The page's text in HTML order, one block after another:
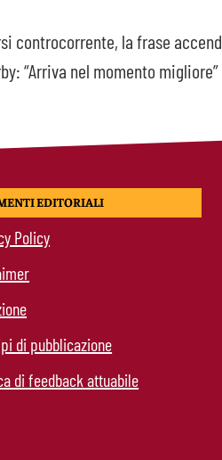
controcorrente, la frase
“Arriva nel momento migliore”
EDITORIALI
Policy
di pubblicazione
di feedback attuabile